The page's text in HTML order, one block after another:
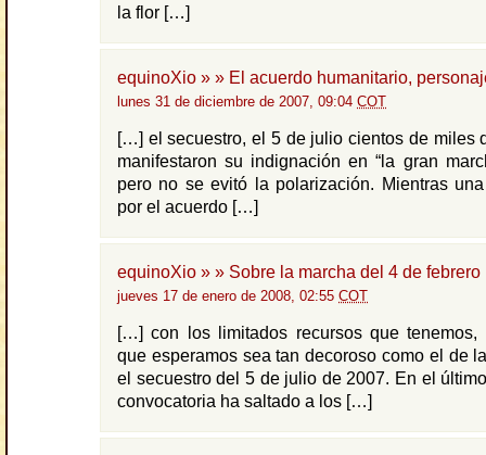
la flor […]
equinoXio » » El acuerdo humanitario,
lunes 31 de diciembre de 2007, 09:04 COT
[…] el secuestro, el 5 de julio cientos de miles
manifestaron su indignación en “la gran
pero no se evitó la polarización. Mientras
por el acuerdo […]
equinoXio » » Sobre la marcha del 4 de febrero
jueves 17 de enero de 2008, 02:55 COT
[…] con los limitados recursos que tenemos,
que esperamos sea tan decoroso como el de
el secuestro del 5 de julio de 2007. En el
convocatoria ha saltado a los […]